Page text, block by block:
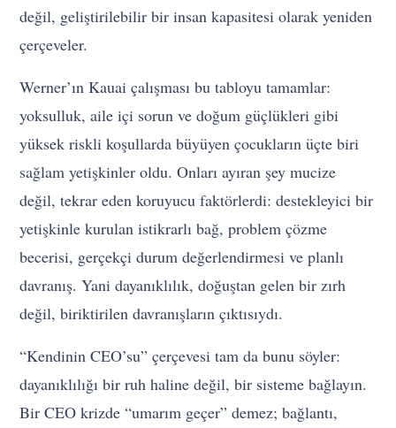
değil, geliştirilebilir bir insan kapasitesi olarak yeniden
çerçeveler.
Werner’ın Kauai çalışması bu tabloyu tamamlar:
yoksulluk, aile içi sorun ve doğum güçlükleri gibi
yüksek riskli koşullarda büyüyen çocukların üçte biri
sağlam yetişkinler oldu. Onları ayıran şey mucize
değil, tekrar eden koruyucu faktörlerdi: destekleyici bir
yetişkinle kurulan istikrarlı bağ, problem çözme
becerisi, gerçekçi durum değerlendirmesi ve planlı
davranış. Yani dayanıklılık, doğuştan gelen bir zırh
değil, biriktirilen davranışların çıktısıydı.
“Kendinin CEO’su” çerçevesi tam da bunu söyler:
dayanıklılığı bir ruh haline değil, bir sisteme bağlayın.
Bir CEO krizde “umarım geçer” demez; bağlantı,